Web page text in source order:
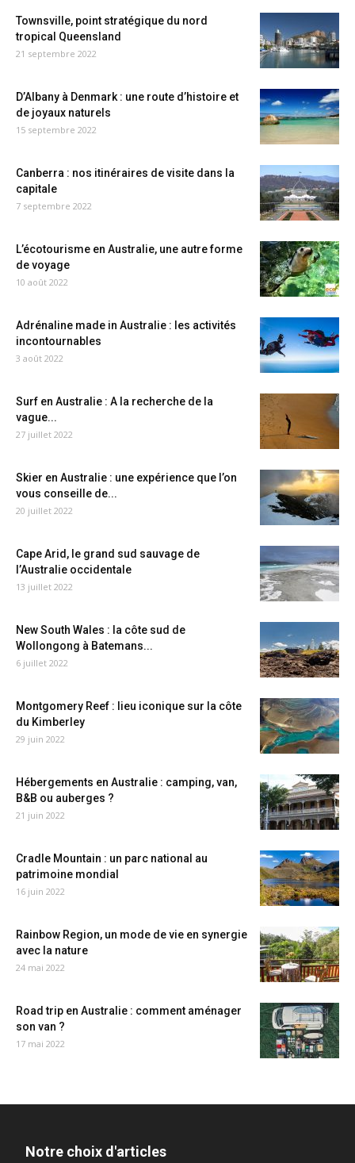
Townsville, point stratégique du nord
tropical Queensland
21 septembre 2022
D’Albany à Denmark : une route d’histoire et
de joyaux naturels
15 septembre 2022
Canberra : nos itinéraires de visite dans la
capitale
7 septembre 2022
L’écotourisme en Australie, une autre forme
de voyage
10 août 2022
Adrénaline made in Australie : les activités
incontournables
3 août 2022
Surf en Australie : A la recherche de la
vague...
27 juillet 2022
Skier en Australie : une expérience que l’on
vous conseille de...
20 juillet 2022
Cape Arid, le grand sud sauvage de
l’Australie occidentale
13 juillet 2022
New South Wales : la côte sud de
Wollongong à Batemans...
6 juillet 2022
Montgomery Reef : lieu iconique sur la côte
du Kimberley
29 juin 2022
Hébergements en Australie : camping, van,
B&B ou auberges ?
21 juin 2022
Cradle Mountain : un parc national au
patrimoine mondial
16 juin 2022
Rainbow Region, un mode de vie en synergie
avec la nature
24 mai 2022
Road trip en Australie : comment aménager
son van ?
17 mai 2022
Notre choix d'articles